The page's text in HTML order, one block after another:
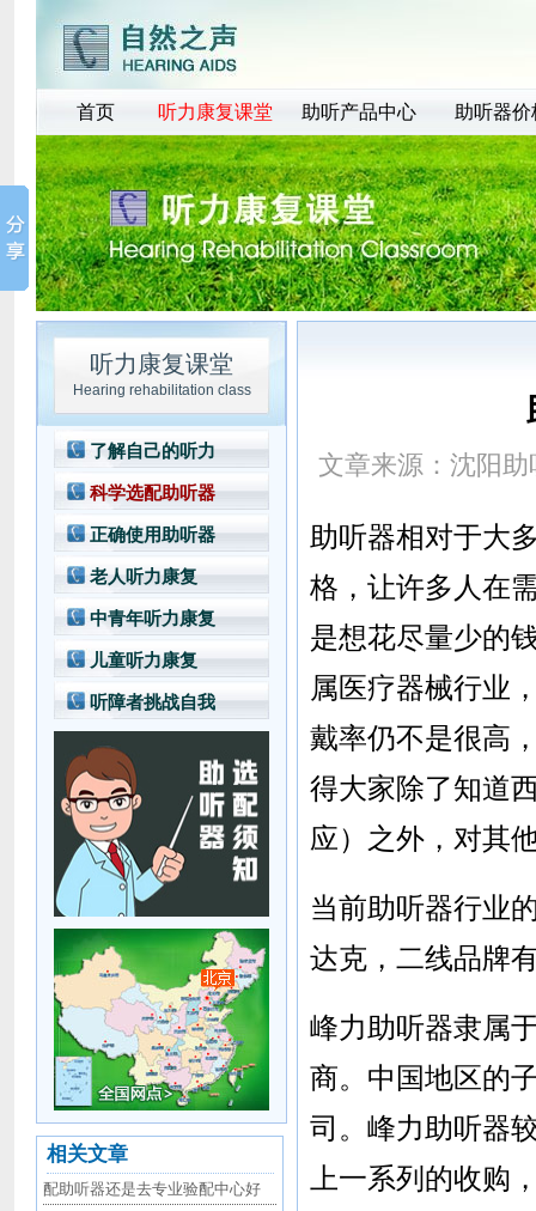
首页 听力康复课堂 助听产品中心 助听器价
听力康复课堂
Hearing rehabilitation class
了解自己的听力
科学选配助听器
正确使用助听器
老人听力康复
中青年听力康复
儿童听力康复
听障者挑战自我
相关文章
配助听器还是去专业验配中心好
文章来源： 沈阳助
助听器相对于大
格，让许多人在
是想花尽量少的
属医疗器械行业
戴率仍不是很高
得大家除了知道
应）之外，对其
当前助听器行业
达克，二线品牌
峰力助听器隶属
商。中国地区的
司。峰力助听器
上一系列的收购